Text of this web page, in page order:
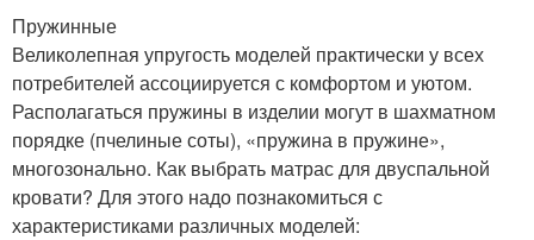
Пружинные
Великолепная упругость моделей практически у всех
потребителей ассоциируется с комфортом и уютом.
Располагаться пружины в изделии могут в шахматном
порядке (пчелиные соты), «пружина в пружине»,
многозонально. Как выбрать матрас для двуспальной
кровати? Для этого надо познакомиться с
характеристиками различных моделей: